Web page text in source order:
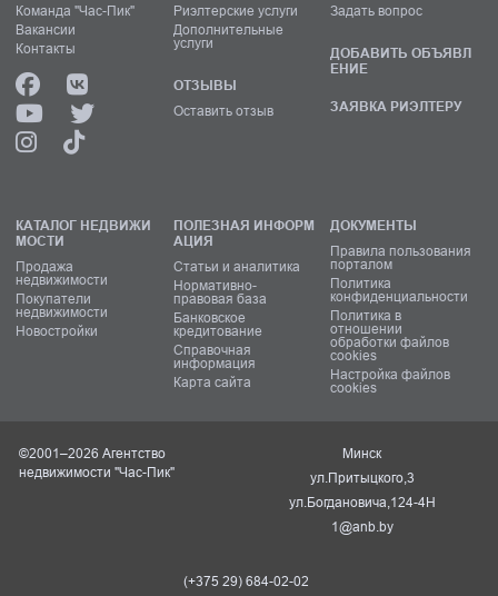
Команда "Час-Пик"
Вакансии
Контакты
Риэлтерские услуги
Дополнительные
услуги
ОТЗЫВЫ
Оставить отзыв
Задать вопрос
ДОБАВИТЬ ОБЪЯВЛ
ЕНИЕ
ЗАЯВКА РИЭЛТЕРУ
КАТАЛОГ НЕДВИЖИ
МОСТИ
Продажа
недвижимости
Покупатели
недвижимости
Новостройки
ПОЛЕЗНАЯ ИНФОРМ
АЦИЯ
Статьи и аналитика
Нормативно-
правовая база
Банковское
кредитование
Справочная
информация
Карта сайта
ДОКУМЕНТЫ
Правила пользования
порталом
Политика
конфиденциальности
Политика в
отношении
обработки файлов
cookies
Настройка файлов
cookies
©2001–2026 Агентство
недвижимости "Час-Пик"
Минск
ул.Притыцкого,3
ул.Богдановича,124-4Н
1@anb.by
(+375 29) 684-02-02